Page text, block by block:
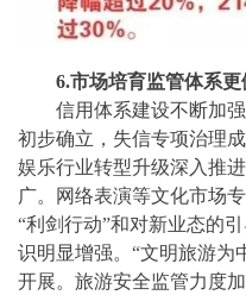
6.市场培育监管体系
信用体系建设不断加强
初步确立，失信专项治理
娱乐行业转型升级深入推
广。网络表演等文化市场
“利剑行动”和对新业态的
识明显增强。“文明旅游为
开展。旅游安全监管力度